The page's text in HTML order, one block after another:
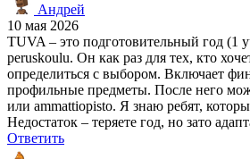
Андрей
10 мая 2026
TUVA – это подготовительный год (1
peruskoulu. Он как раз для тех, кто
определиться с выбором. Включает
профильные предметы. После него
или ammattiopisto. Я знаю ребят,
Недостаток – теряете год, но зато
Ответить